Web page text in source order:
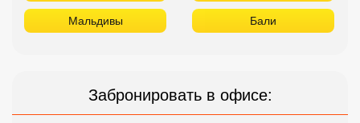
Мальдивы Бали
Забронировать в офисе: